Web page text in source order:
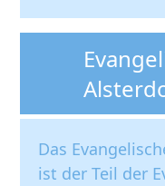
Das
ist der Teil der